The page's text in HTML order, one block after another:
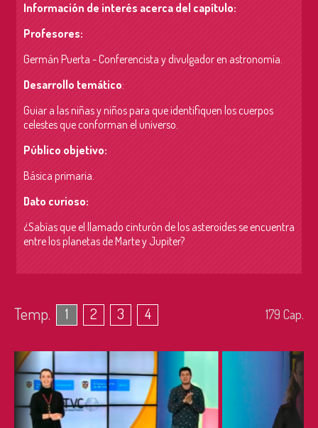
Información de interés acerca del capítulo:
Profesores:
Germán Puerta - Conferencista y divulgador en astronomía.
Desarrollo temático:
Guiar a las niñas y niños para que identifiquen los cuerpos
celestes que conforman el universo.
Público objetivo:
Básica primaria.
Dato curioso:
¿Sabías que el llamado cinturón de los asteroides se encuentra
entre los planetas de Marte y Jupiter?
Temp. 1 2 3 4 179 Cap.